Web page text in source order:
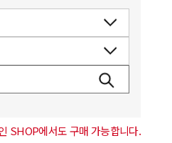
SHOP에서도 구매 가능합니다.